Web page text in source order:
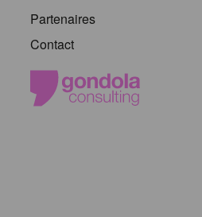
Partenaires
Contact